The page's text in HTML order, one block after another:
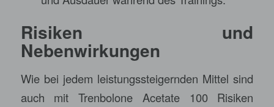
Risiken und
Nebenwirkungen
Wie bei jedem leistungssteigernden Mittel sind
auch mit Trenbolone Acetate 100 Risiken